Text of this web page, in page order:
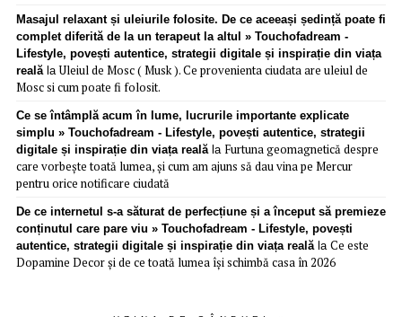
Masajul relaxant și uleiurile folosite. De ce aceeași ședință poate fi
complet diferită de la un terapeut la altul » Touchofadream -
Lifestyle, povești autentice, strategii digitale și inspirație din viața
realălaUleiul de Mosc ( Musk ). Ce provenienta ciudata are uleiul de
Mosc si cum poate fi folosit.
Ce se întâmplă acum în lume, lucrurile importante explicate
simplu » Touchofadream - Lifestyle, povești autentice, strategii
digitale și inspirație din viața realăla Furtuna geomagnetică despre
care vorbește toată lumea, și cum am ajuns să dau vina pe Mercur
pentru orice notificare ciudată
De ce internetul s-a săturat de perfecțiune și a început să premieze
conținutul care pare viu » Touchofadream - Lifestyle, povești
autentice, strategii digitale și inspirație din viața realăla Ce este
Dopamine Decor și de ce toată lumea își schimbă casa în 2026